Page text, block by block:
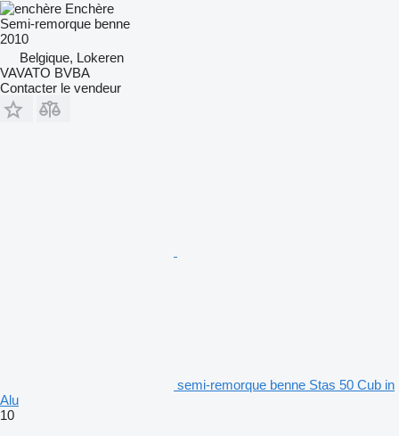
Enchère
Semi-remorque benne
2010
Belgique, Lokeren
VAVATO BVBA
Contacter le vendeur
semi-remorque benne Stas 50 Cub in
Alu
10